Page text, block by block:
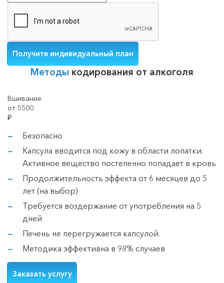
Методы кодирования от алкоголя
Вшивание
от 5500
₽
Безопасно
Капсула вводится под кожу в области лопатки.
Активное вещество постепенно попадает в кровь
Продолжительность эффекта от 6 месяцев до 5
лет (на выбор)
Требуется воздержание от употребления на 5
дней
Печень не перегружается капсулой.
Методика эффективна в 98% случаев
Заказать услугу